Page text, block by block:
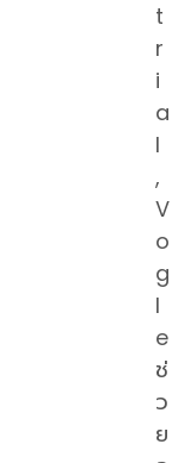
t
r
i
a
l
,
V
o
g
l
e
ช่
ว
ย